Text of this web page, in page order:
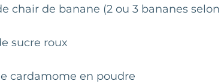
chair de banane (2 ou 3 bananes
sucre roux
cardamome en poudre